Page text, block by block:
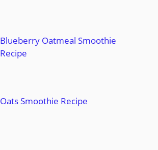
Blueberry Oatmeal Smoothie
Recipe
Oats Smoothie Recipe